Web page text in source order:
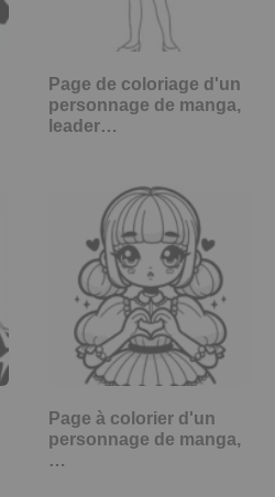
Page de coloriage d'un
personnage de manga,
leader…
Page à colorier d'un
personnage de manga,
…